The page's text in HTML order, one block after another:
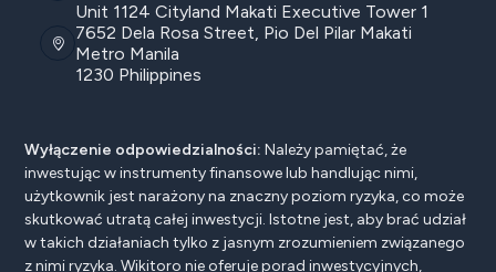
Unit 1124 Cityland Makati Executive Tower 1
7652 Dela Rosa Street, Pio Del Pilar Makati
Metro Manila
1230 Philippines
Wyłączenie odpowiedzialności: Należy pamiętać, że
inwestując w instrumenty finansowe lub handlując nimi,
użytkownik jest narażony na znaczny poziom ryzyka, co może
skutkować utratą całej inwestycji. Istotne jest, aby brać udział
w takich działaniach tylko z jasnym zrozumieniem związanego
z nimi ryzyka. Wikitoro nie oferuje porad inwestycyjnych,